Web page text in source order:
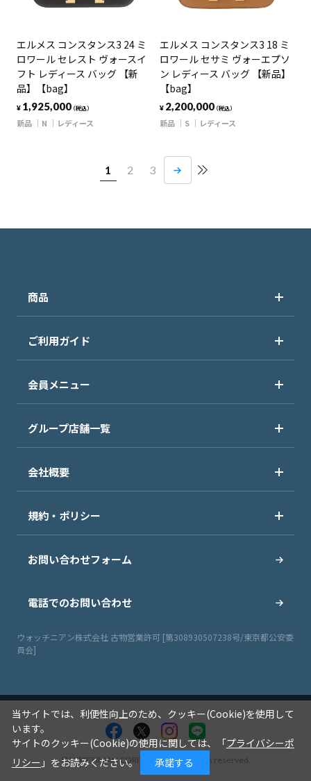
エルメス コンスタンス3 24 ミ
ロワール セレスト ヴォースイ
フト レディース バッグ 【新
品】【bag】
¥ 1,925,000（税込）
新品 N レディース
エルメス コンスタンス3 18 ミ
ロワール セサミ ヴォーエプソ
ン レディース バッグ 【新品】
【bag】
¥ 2,200,000（税込）
新品 S レディース
1 2 3
商品
ご利用ガイド
会員メニュー
グループ店舗一覧
会社概要
規約・ポリシー
お問い合わせフォーム
電話でのお問い合わせ
ウォッチニアン株式会社 古物営業許可 [第308930507238号/東京都公安委
員会]
© WATCHNIAN CORPORATION All rights reserved.
当サイトでは、利便性向上のため、クッキー(Cookie)を使用して
います。
サイトのクッキー(Cookie)の使用に関しては、「プライバシーポ
リシー 」をお読みください。 承諾する